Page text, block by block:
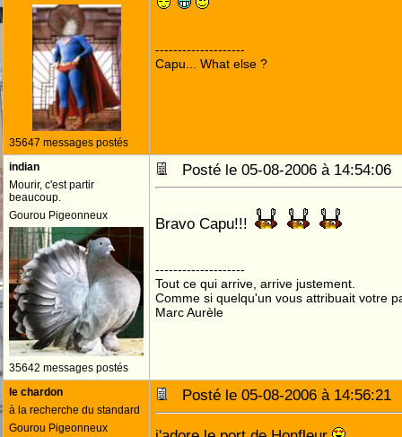
35647 messages postés
--------------------
Capu... What else ?
indian
Mourir, c'est partir
beaucoup.
Gourou Pigeonneux
35642 messages postés
Posté le 05-08-2006 à
Bravo Capu!!!
--------------------
Tout ce qui arrive, arrive justement.
Comme si quelqu'un vous attribuait votre
Marc Aurèle
le chardon
à la recherche du standard
Gourou Pigeonneux
Posté le 05-08-2006 à